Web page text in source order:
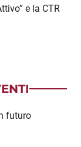
e la CTR
futuro